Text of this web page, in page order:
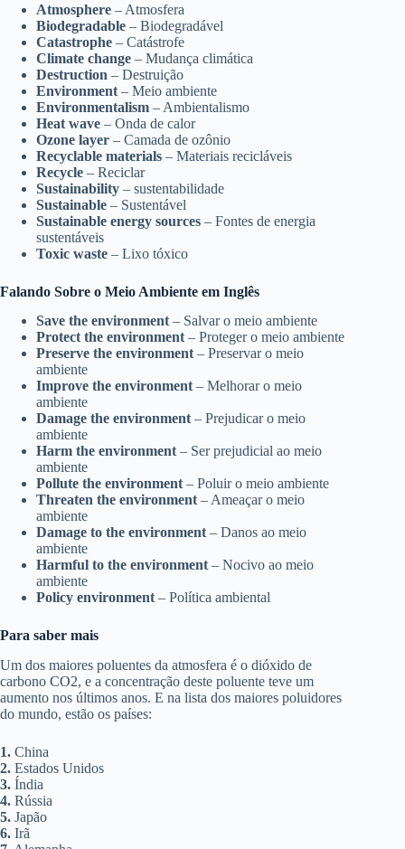
Atmosphere – Atmosfera
Biodegradable – Biodegradável
Catastrophe – Catástrofe
Climate change – Mudança climática
Destruction – Destruição
Environment – Meio ambiente
Environmentalism – Ambientalismo
Heat wave – Onda de calor
Ozone layer – Camada de ozônio
Recyclable materials – Materiais recicláveis
Recycle – Reciclar
Sustainability – sustentabilidade
Sustainable – Sustentável
Sustainable energy sources – Fontes de energia
sustentáveis
Toxic waste – Lixo tóxico
Falando Sobre o Meio Ambiente em Inglês
Save the environment – Salvar o meio ambiente
Protect the environment – Proteger o meio ambiente
Preserve the environment – Preservar o meio
ambiente
Improve the environment – Melhorar o meio
ambiente
Damage the environment – Prejudicar o meio
ambiente
Harm the environment – Ser prejudicial ao meio
ambiente
Pollute the environment – Poluir o meio ambiente
Threaten the environment – Ameaçar o meio
ambiente
Damage to the environment – Danos ao meio
ambiente
Harmful to the environment – Nocivo ao meio
ambiente
Policy environment – Política ambiental
Para saber mais
Um dos maiores poluentes da atmosfera é o dióxido de
carbono CO2, e a concentração deste poluente teve um
aumento nos últimos anos. E na lista dos maiores poluidores
do mundo, estão os países:
1. China
2. Estados Unidos
3. Índia
4. Rússia
5. Japão
6. Irã